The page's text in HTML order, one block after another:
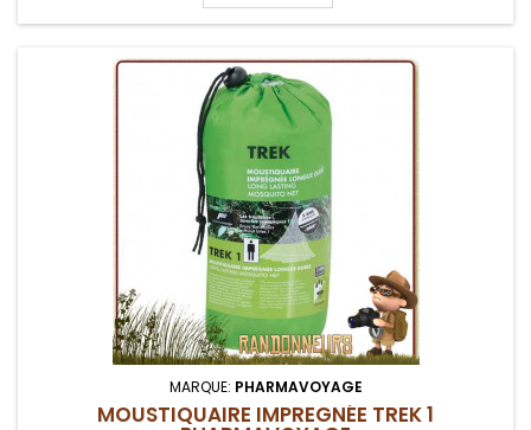
MARQUE: PHARMAVOYAGE
MOUSTIQUAIRE IMPREGNÉE TREK 1